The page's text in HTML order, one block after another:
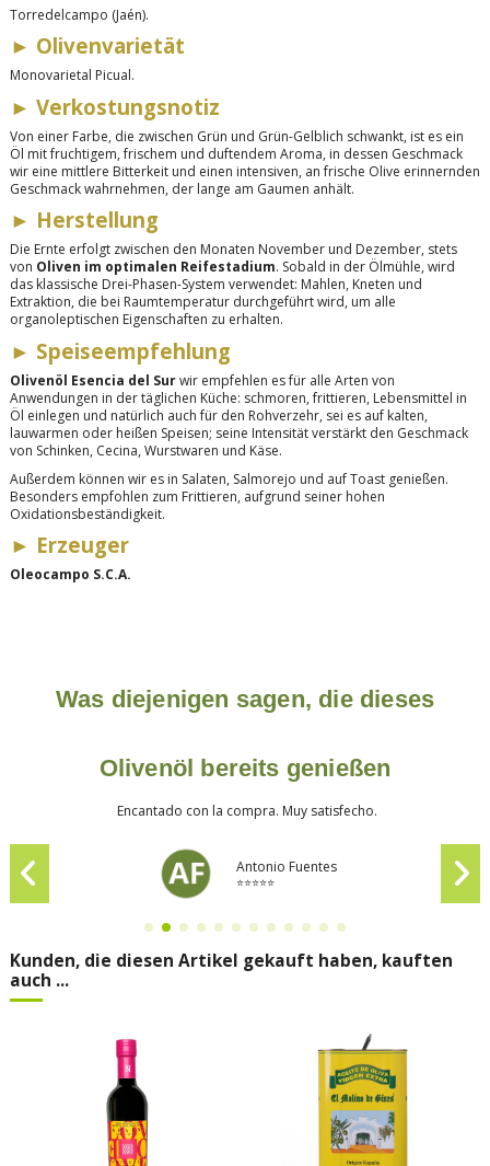
Torredelcampo (Jaén).
► Olivenvarietät
Monovarietal Picual.
► Verkostungsnotiz
Von einer Farbe, die zwischen Grün und Grün-Gelblich schwankt, ist es ein
Öl mit fruchtigem, frischem und duftendem Aroma, in dessen Geschmack
wir eine mittlere Bitterkeit und einen intensiven, an frische Olive erinnernden
Geschmack wahrnehmen, der lange am Gaumen anhält.
► Herstellung
Die Ernte erfolgt zwischen den Monaten November und Dezember, stets
von Oliven im optimalen Reifestadium. Sobald in der Ölmühle, wird
das klassische Drei-Phasen-System verwendet: Mahlen, Kneten und
Extraktion, die bei Raumtemperatur durchgeführt wird, um alle
organoleptischen Eigenschaften zu erhalten.
► Speiseempfehlung
Olivenöl Esencia del Surwir empfehlen es für alle Arten von
Anwendungen in der täglichen Küche: schmoren, frittieren, Lebensmittel in
Öl einlegen und natürlich auch für den Rohverzehr, sei es auf kalten,
lauwarmen oder heißen Speisen; seine Intensität verstärkt den Geschmack
von Schinken, Cecina, Wurstwaren und Käse.
Außerdem können wir es in Salaten, Salmorejo und auf Toast genießen.
Besonders empfohlen zum Frittieren, aufgrund seiner hohen
Oxidationsbeständigkeit.
► Erzeuger
Oleocampo S.C.A.
Was diejenigen sagen, die dieses
Olivenöl bereits genießen
Encantado con la compra. Muy satisfecho.
Antonio Fuentes
⭐⭐⭐⭐⭐
Kunden, die diesen Artikel gekauft haben, kauften
auch ...